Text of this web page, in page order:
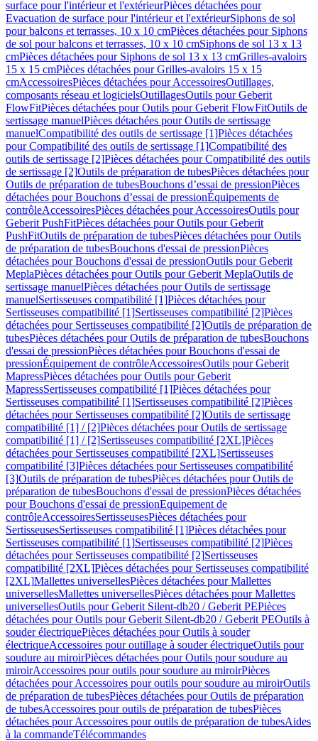
surface pour l'intérieur et l'extérieurPièces détachées pour
Evacuation de surface pour l'intérieur et l'extérieurSiphons de sol
pour balcons et terrasses, 10 x 10 cmPièces détachées pour Siphons
de sol pour balcons et terrasses, 10 x 10 cmSiphons de sol 13 x 13
cmPièces détachées pour Siphons de sol 13 x 13 cmGrilles-avaloirs
15 x 15 cmPièces détachées pour Grilles-avaloirs 15 x 15
cmAccessoiresPièces détachées pour AccessoiresOutillages,
composants réseau et logicielsOutillagesOutils pour Geberit
FlowFitPièces détachées pour Outils pour Geberit FlowFitOutils de
sertissage manuelPièces détachées pour Outils de sertissage
manuelCompatibilité des outils de sertissage [1]Pièces détachées
pour Compatibilité des outils de sertissage [1]Compatibilité des
outils de sertissage [2]Pièces détachées pour Compatibilité des outils
de sertissage [2]Outils de préparation de tubesPièces détachées pour
Outils de préparation de tubesBouchons d’essai de pressionPièces
détachées pour Bouchons d’essai de pressionÉquipements de
contrôleAccessoiresPièces détachées pour AccessoiresOutils pour
Geberit PushFitPièces détachées pour Outils pour Geberit
PushFitOutils de préparation de tubesPièces détachées pour Outils
de préparation de tubesBouchons d'essai de pressionPièces
détachées pour Bouchons d'essai de pressionOutils pour Geberit
MeplaPièces détachées pour Outils pour Geberit MeplaOutils de
sertissage manuelPièces détachées pour Outils de sertissage
manuelSertisseuses compatibilité [1]Pièces détachées pour
Sertisseuses compatibilité [1]Sertisseuses compatibilité [2]Pièces
détachées pour Sertisseuses compatibilité [2]Outils de préparation de
tubesPièces détachées pour Outils de préparation de tubesBouchons
d'essai de pressionPièces détachées pour Bouchons d'essai de
pressionÉquipement de contrôleAccessoiresOutils pour Geberit
MapressPièces détachées pour Outils pour Geberit
MapressSertisseuses compatibilité [1]Pièces détachées pour
Sertisseuses compatibilité [1]Sertisseuses compatibilité [2]Pièces
détachées pour Sertisseuses compatibilité [2]Outils de sertissage
compatibilité [1] / [2]Pièces détachées pour Outils de sertissage
compatibilité [1] / [2]Sertisseuses compatibilité [2XL]Pièces
détachées pour Sertisseuses compatibilité [2XL]Sertisseuses
compatibilité [3]Pièces détachées pour Sertisseuses compatibilité
[3]Outils de préparation de tubesPièces détachées pour Outils de
préparation de tubesBouchons d'essai de pressionPièces détachées
pour Bouchons d'essai de pressionEquipement de
contrôleAccessoiresSertisseusesPièces détachées pour
SertisseusesSertisseuses compatibilité [1]Pièces détachées pour
Sertisseuses compatibilité [1]Sertisseuses compatibilité [2]Pièces
détachées pour Sertisseuses compatibilité [2]Sertisseuses
compatibilité [2XL]Pièces détachées pour Sertisseuses compatibilité
[2XL]Mallettes universellesPièces détachées pour Mallettes
universellesMallettes universellesPièces détachées pour Mallettes
universellesOutils pour Geberit Silent-db20 / Geberit PEPièces
détachées pour Outils pour Geberit Silent-db20 / Geberit PEOutils à
souder électriquePièces détachées pour Outils à souder
électriqueAccessoires pour outillage à souder électriqueOutils pour
soudure au miroirPièces détachées pour Outils pour soudure au
miroirAccessoires pour outils pour soudure au miroirPièces
détachées pour Accessoires pour outils pour soudure au miroirOutils
de préparation de tubesPièces détachées pour Outils de préparation
de tubesAccessoires pour outils de préparation de tubesPièces
détachées pour Accessoires pour outils de préparation de tubesAides
à la commandeTélécommandes